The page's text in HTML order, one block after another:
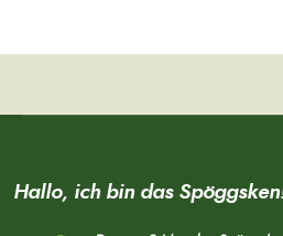
Hallo, ich bin das